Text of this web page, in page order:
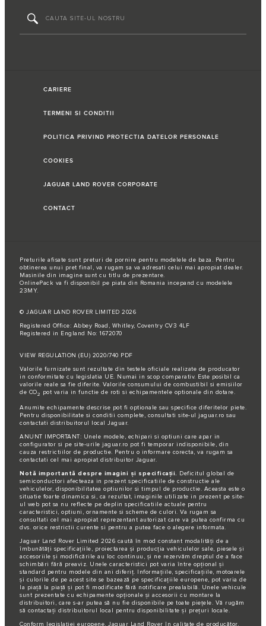
CARIERE
TERMENI SI CONDITII
POLITICA PRIVIND PROTECTIA DATELOR PERSONALE
COOKIES
JAGUAR LAND ROVER CORPORATE
CONTACT
Preturile afisate sunt preturi de pornire pentru modelele de baza. Pentru
obtinerea unui pret final, va rugam sa va adresati celui mai apropiat dealer.
Masinile din imagine sunt cu titlu de prezentare.
OnlinePack va fi disponibil pe piata din Romania incepand cu modelele
23MY.
© JAGUAR LAND ROVER LIMITED 2026
Registered Office: Abbey Road, Whitley, Coventry CV3 4LF
Registered in England No: 1672070
VIEW REGULATION (EU) 2020/740 PDF
Valorile furnizate sunt rezultate din testele oficiale realizate de producator
in conformitate cu legislatia UE. Numai in scop comparativ. Este posibil ca
valorile reale sa fie diferite. Valorile consumului de combustibil si emisiilor
de CO2 pot varia in functie de roti si echipamentele optionale din dotare.
Anumite echipamente descrise pot fi optionale sau specifice diferitelor piete.
Pentru disponibilitate si conditii complete, consultati site-ul jaguar.ro sau
contactati distribuitorul local Jaguar.
ANUNT IMPORTANT: Unele modele, echipari si optiuni care apar in
configurator si pe site-urile jaguar.ro pot fi temporar indisponibile, din
cauza restrictiilor de productie. Pentru o informare corecta, va rugam sa
contactati cel mai apropiat distribuitor Jaguar.
Notă importantă despre imagini și specificații. Deficitul global de
semiconductori afecteaza in prezent specificatiile de constructie ale
vehiculelor, disponibilitatea optiunilor si timpul de productie. Aceasta este o
situatie foarte dinamica si, ca rezultat, imaginile utilizate in prezent pe site-
ul web pot sa nu reflecte pe deplin specificatiile actuale pentru
caracteristici, optiuni, ornamente si scheme de culori. Va rugam sa
consultati cel mai apropiat reprezentant autorizat care va putea confirma cu
dvs. orice restrictii curente si pentru a putea face o alegere informata.
Jaguar Land Rover Limited 2026 caută în mod constant modalități de a
îmbunătăți specificațiile, proiectarea și producția vehiculelor sale, piesele și
accesoriile și modificările au loc continuu, și ne rezervăm dreptul de a face
schimbări fără preaviz. Unele caracteristici pot varia între opțional și
standard pentru modele din ani diferiț. Informațiile, specificațiile, motoarele
și culorile de pe acest site se bazează pe specificațiile europene, pot varia de
la piață la piață și pot fi modificate fără notificare prealabilă. Unele vehicule
sunt prezentate cu echipamente opționale și accesorii cu montare la
distribuitori, care s-ar putea să nu fie disponibile pe toate piețele. Vă rugăm
să contactați distribuitorul local pentru disponibilitate și prețuri locale.
Conform legislației europene, Jaguar Land Rover în calitate de producător,